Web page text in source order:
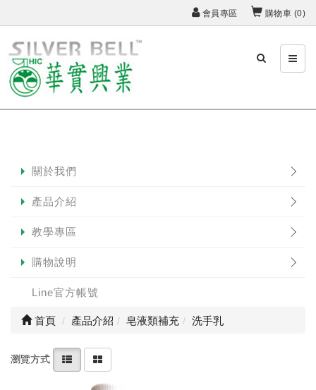
會員專區 購物車 (0)
關於我們
產品介紹
教學專區
購物說明
Line官方帳號
首頁 產品介紹 皂液類補充 洗手乳
瀏覽方式